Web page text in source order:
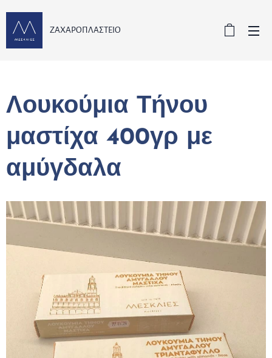
ΖΑΧΑΡΟΠΛΑΣΤΕΙΟ
Λουκούμια Τήνου
μαστίχα 400γρ με
αμύγδαλα